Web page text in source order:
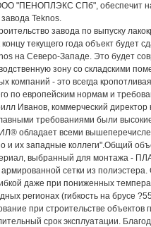
"ПЕНОПЛЭКС СПб", обеспечит
Teknos.
завода по выпуску
текущего года объект будет
на Северо-Западе. Это будет
зону со складскими
компаний - это всегда
по европейским нормам и
Иванов, коммерческий
требованиями были
обладает всеми
и их западные коллеги".Общий
выбранный для монтажа -
сетки из
даже при пониженных
регионах (гибкость на брусе
при строительстве
срок эксплуатации.